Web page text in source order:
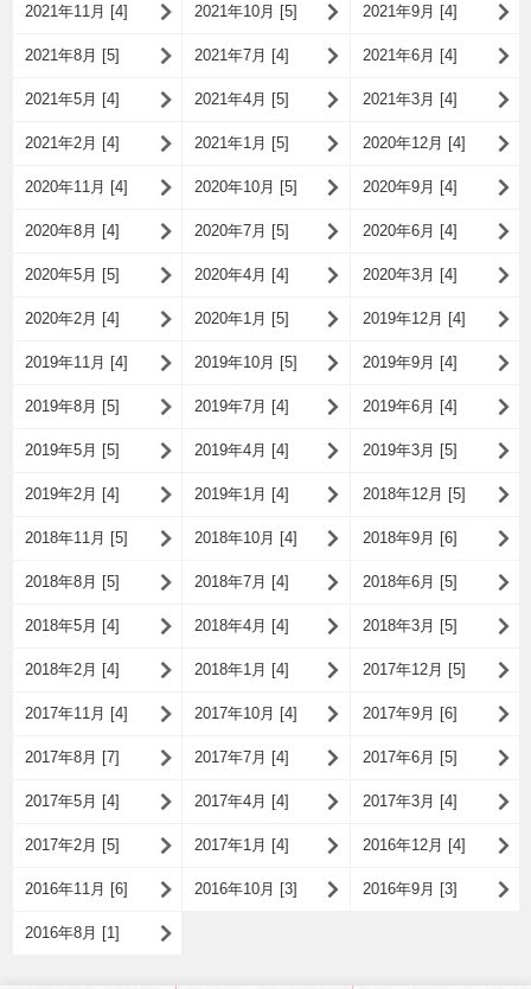
2021年11月 [4] 2021年10月 [5] 2021年9月 [4]
2021年8月 [5] 2021年7月 [4] 2021年6月 [4]
2021年5月 [4] 2021年4月 [5] 2021年3月 [4]
2021年2月 [4] 2021年1月 [5] 2020年12月 [4]
2020年11月 [4] 2020年10月 [5] 2020年9月 [4]
2020年8月 [4] 2020年7月 [5] 2020年6月 [4]
2020年5月 [5] 2020年4月 [4] 2020年3月 [4]
2020年2月 [4] 2020年1月 [5] 2019年12月 [4]
2019年11月 [4] 2019年10月 [5] 2019年9月 [4]
2019年8月 [5] 2019年7月 [4] 2019年6月 [4]
2019年5月 [5] 2019年4月 [4] 2019年3月 [5]
2019年2月 [4] 2019年1月 [4] 2018年12月 [5]
2018年11月 [5] 2018年10月 [4] 2018年9月 [6]
2018年8月 [5] 2018年7月 [4] 2018年6月 [5]
2018年5月 [4] 2018年4月 [4] 2018年3月 [5]
2018年2月 [4] 2018年1月 [4] 2017年12月 [5]
2017年11月 [4] 2017年10月 [4] 2017年9月 [6]
2017年8月 [7] 2017年7月 [4] 2017年6月 [5]
2017年5月 [4] 2017年4月 [4] 2017年3月 [4]
2017年2月 [5] 2017年1月 [4] 2016年12月 [4]
2016年11月 [6] 2016年10月 [3] 2016年9月 [3]
2016年8月 [1]